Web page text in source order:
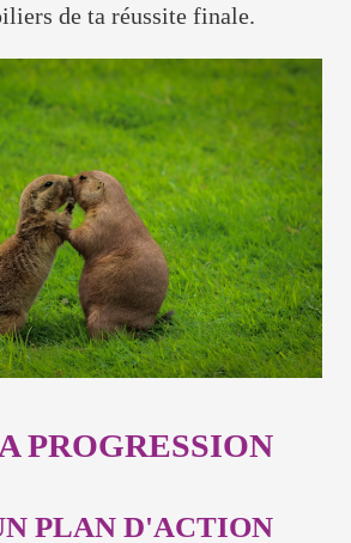
de ta réussite finale.
PROGRESSION
PLAN D'ACTION